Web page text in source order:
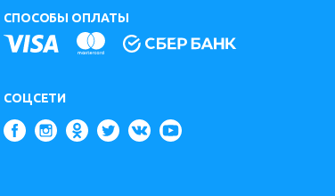
СПОСОБЫ ОПЛАТЫ
СОЦСЕТИ